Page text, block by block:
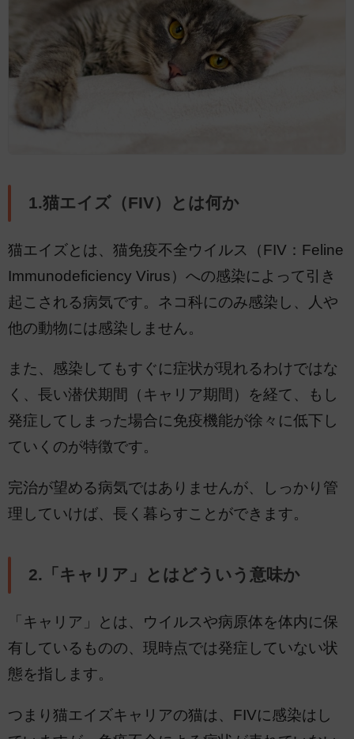
1.猫エイズ（FIV）とは何か
猫エイズとは、猫免疫不全ウイルス（FIV：Feline
Immunodeficiency Virus）への感染によって引き
起こされる病気です。ネコ科にのみ感染し、人や
他の動物には感染しません。
また、感染してもすぐに症状が現れるわけではな
く、長い潜伏期間（キャリア期間）を経て、もし
発症してしまった場合に免疫機能が徐々に低下し
ていくのが特徴です。
完治が望める病気ではありませんが、しっかり管
理していけば、長く暮らすことができます。
2.「キャリア」とはどういう意味か
「キャリア」とは、ウイルスや病原体を体内に保
有しているものの、現時点では発症していない状
態を指します。
つまり猫エイズキャリアの猫は、FIVに感染はし